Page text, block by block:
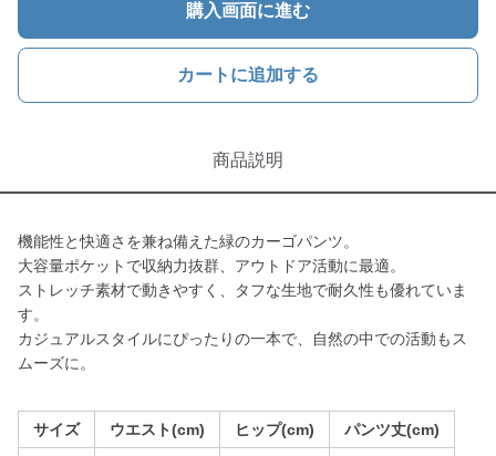
購入画面に進む
カートに追加する
商品説明
機能性と快適さを兼ね備えた緑のカーゴパンツ。
大容量ポケットで収納力抜群、アウトドア活動に最適。
ストレッチ素材で動きやすく、タフな生地で耐久性も優れていま
す。
カジュアルスタイルにぴったりの一本で、自然の中での活動もス
ムーズに。
サイズ ウエスト(cm) ヒップ(cm) パンツ丈(cm)